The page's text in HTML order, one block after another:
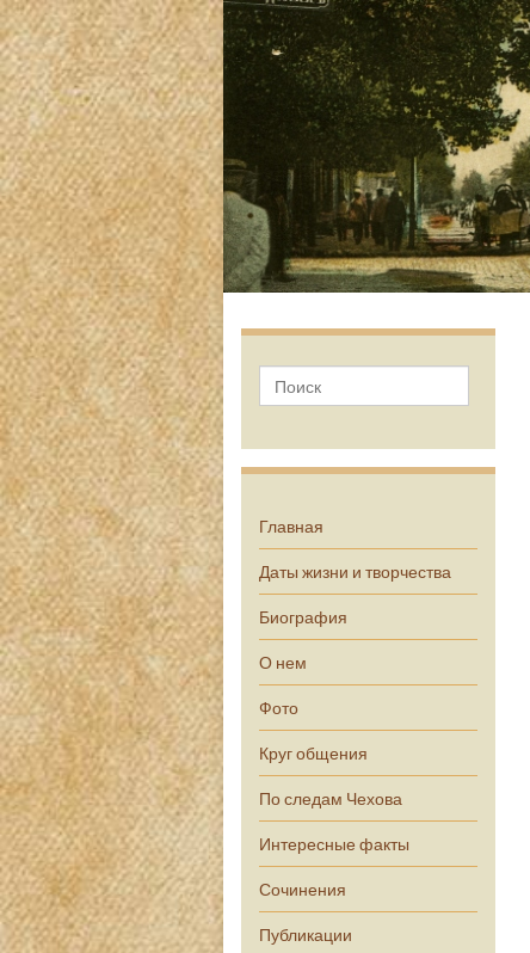
Главная
Даты жизни и творчества
Биография
О нем
Фото
Круг общения
По следам Чехова
Интересные факты
Сочинения
Публикации